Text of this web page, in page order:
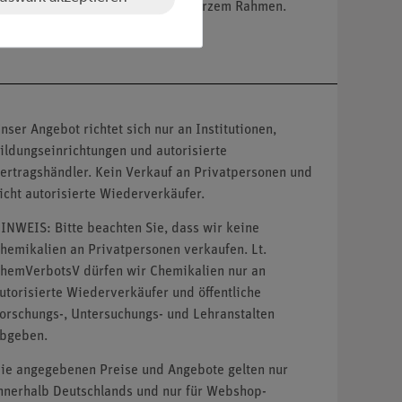
schwarzer Schrift und schwarzem Rahmen.
Angebot richtet sich nur an Institutionen,
und autorisierte
Kein Verkauf an Privatpersonen und
autorisierte Wiederverkäufer.
Bitte beachten Sie, dass wir keine
an Privatpersonen verkaufen. Lt.
dürfen wir Chemikalien nur an
Wiederverkäufer und öffentliche
, Untersuchungs- und Lehranstalten
angegebenen Preise und Angebote gelten nur
Deutschlands und nur für Webshop-